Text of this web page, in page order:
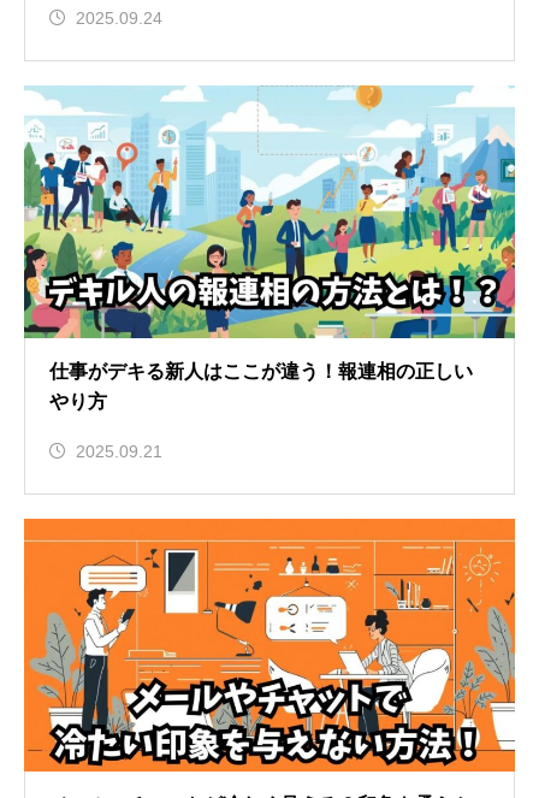
2025.09.24
仕事がデキる新人はここが違う！報連相の正しい
やり方
2025.09.21